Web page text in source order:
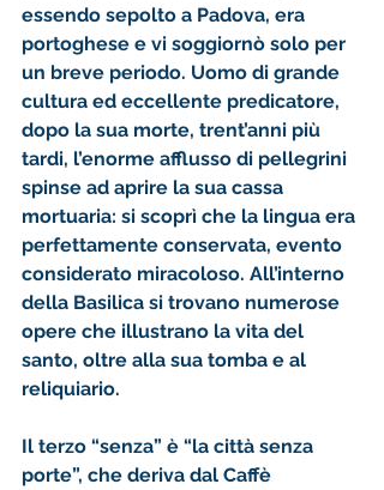
essendo sepolto a Padova, era
portoghese e vi soggiornò solo per
un breve periodo. Uomo di grande
cultura ed eccellente predicatore,
dopo la sua morte, trent’anni più
tardi, l’enorme afflusso di pellegrini
spinse ad aprire la sua cassa
mortuaria: si scoprì che la lingua era
perfettamente conservata, evento
considerato miracoloso. All’interno
della Basilica si trovano numerose
opere che illustrano la vita del
santo, oltre alla sua tomba e al
reliquiario.
Il terzo “senza” è “la città senza
porte”, che deriva dal Caffè